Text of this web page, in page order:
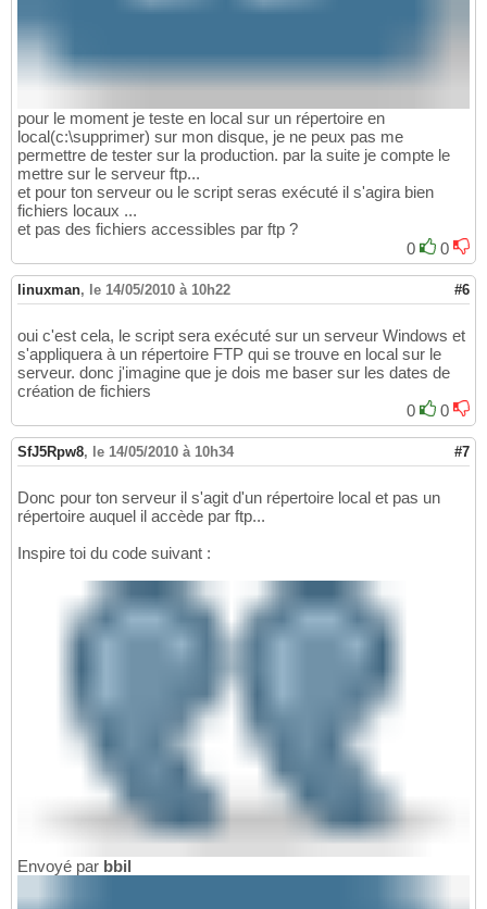
pour le moment je teste en local sur un répertoire en
local(c:\supprimer) sur mon disque, je ne peux pas me
permettre de tester sur la production. par la suite je compte le
mettre sur le serveur ftp...
et pour ton serveur ou le script seras exécuté il s'agira bien
fichiers locaux ...
et pas des fichiers accessibles par ftp ?
0
0
linuxman, le 14/05/2010 à 10h22 #6
oui c'est cela, le script sera exécuté sur un serveur Windows et
s'appliquera à un répertoire FTP qui se trouve en local sur le
serveur. donc j'imagine que je dois me baser sur les dates de
création de fichiers
0
0
SfJ5Rpw8, le 14/05/2010 à 10h34 #7
Donc pour ton serveur il s'agit d'un répertoire local et pas un
répertoire auquel il accède par ftp...
Inspire toi du code suivant :
Envoyé par bbil